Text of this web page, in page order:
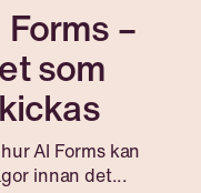
–
som
AI Forms kan
innan det...